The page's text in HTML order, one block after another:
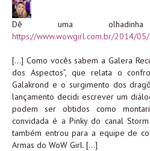
Dê uma
https://www.wowgirl.com.br/2014/
[…] Como vocês sabem a Galera
dos Aspectos”, que relata o
Galakrond e o surgimento dos
lançamento decidi escrever um
podem ser obtidos como
convidada é a Pinky do canal
também entrou para a equipe de
Armas do WoW Girl. […]